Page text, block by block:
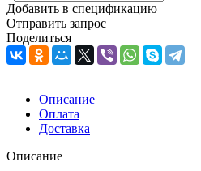
Добавить в спецификацию
Отправить запрос
Поделиться
Описание
Оплата
Доставка
Описание